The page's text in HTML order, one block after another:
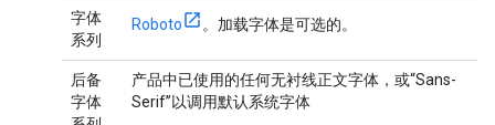
字体
系列
Roboto 。加载字体是可选的。
后备
字体
产品中已使用的任何无衬线正文字体，或“Sans-
Serif”以调用默认系统字体